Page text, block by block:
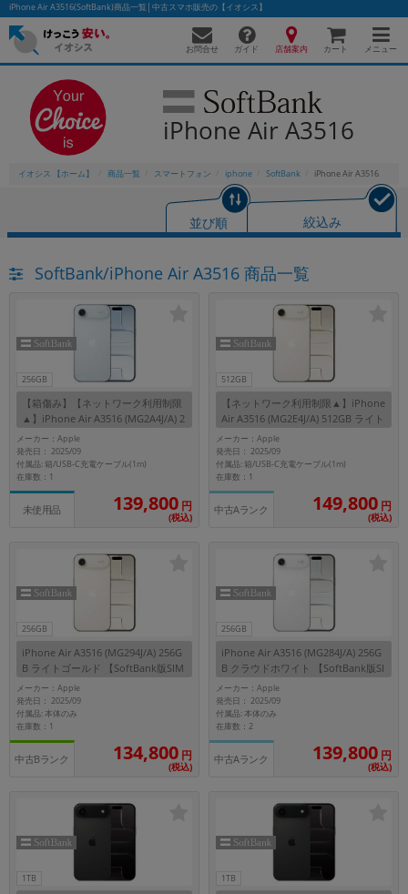
iPhone Air A3516(SoftBank)商品一覧│中古スマホ販売の【イオシス】
お問合せ ガイド 店舗案内 カート メニュー
iPhone Air A3516
イオシス 【ホーム】 商品一覧 スマートフォン iphone SoftBank iPhone Air A3516
並び順 絞込み
SoftBank/iPhone Air A3516 商品一覧
256GB
【箱傷み】【ネットワーク利用制限
▲】iPhone Air A3516 (MG2A4J/A) 2
56GB スカイブルー 【SoftBank版SI
Mフリー】
メーカー：Apple
発売日： 2025/09
付属品: 箱/USB-C充電ケーブル(1m)
在庫数：1
未使用品 139,800 円
(税込)
512GB
【ネットワーク利用制限▲】iPhone
Air A3516 (MG2E4J/A) 512GB ライト
ゴールド 【SoftBank版SIMフリー】
メーカー：Apple
発売日： 2025/09
付属品: 箱/USB-C充電ケーブル(1m)
在庫数：1
中古Aランク 149,800 円
(税込)
256GB
iPhone Air A3516 (MG294J/A) 256G
B ライトゴールド 【SoftBank版SIM
フリー】
メーカー：Apple
発売日： 2025/09
付属品: 本体のみ
在庫数：1
中古Bランク 134,800 円
(税込)
256GB
iPhone Air A3516 (MG284J/A) 256G
B クラウドホワイト 【SoftBank版SI
Mフリー】
メーカー：Apple
発売日： 2025/09
付属品: 本体のみ
在庫数：2
中古Aランク 139,800 円
(税込)
1TB 1TB
かんたんパソコン検索に切り替える
人気の検索ワード：Let's noteEliteBook MacBook
カテゴリー
「スマートフォン」「タブレット」など
シリーズ
「iPhone」「Xperia」「Galaxy」など
メーカー
製造、販売メーカーの絞り込み
「Apple」「SONY」「SHARP」など
機能・特徴
ドライブの絞り込み
ランク
商品状態の絞り込み
「新品」「未使用」「中古」など
CPU
CPUの絞り込み
容量